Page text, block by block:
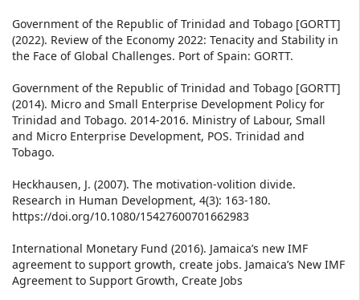
Government of the Republic of Trinidad and Tobago [GORTT]
(2022). Review of the Economy 2022: Tenacity and Stability in
the Face of Global Challenges. Port of Spain: GORTT.
Government of the Republic of Trinidad and Tobago [GORTT]
(2014). Micro and Small Enterprise Development Policy for
Trinidad and Tobago. 2014-2016. Ministry of Labour, Small
and Micro Enterprise Development, POS. Trinidad and
Tobago.
Heckhausen, J. (2007). The motivation-volition divide.
Research in Human Development, 4(3): 163-180.
https://doi.org/10.1080/15427600701662983
International Monetary Fund (2016). Jamaica’s new IMF
agreement to support growth, create jobs. Jamaica’s New IMF
Agreement to Support Growth, Create Jobs